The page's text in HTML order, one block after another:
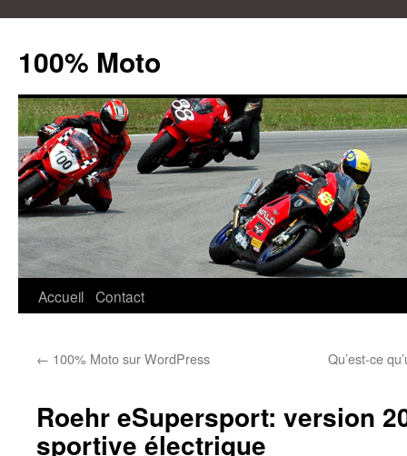
100% Moto
Aller
contenu
Accueil Contact
← 100% Moto sur WordPress Qu’est-ce
Roehr eSupersport: version
sportive électrique